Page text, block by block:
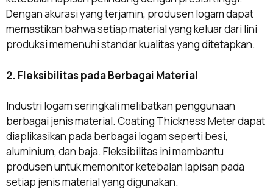
Dengan akurasi yang terjamin, produsen logam dapat
memastikan bahwa setiap material yang keluar dari lini
produksi memenuhi standar kualitas yang ditetapkan.
2. Fleksibilitas pada Berbagai Material
Industri logam seringkali melibatkan penggunaan
berbagai jenis material. Coating Thickness Meter dapat
diaplikasikan pada berbagai logam seperti besi,
aluminium, dan baja. Fleksibilitas ini membantu
produsen untuk memonitor ketebalan lapisan pada
setiap jenis material yang digunakan.